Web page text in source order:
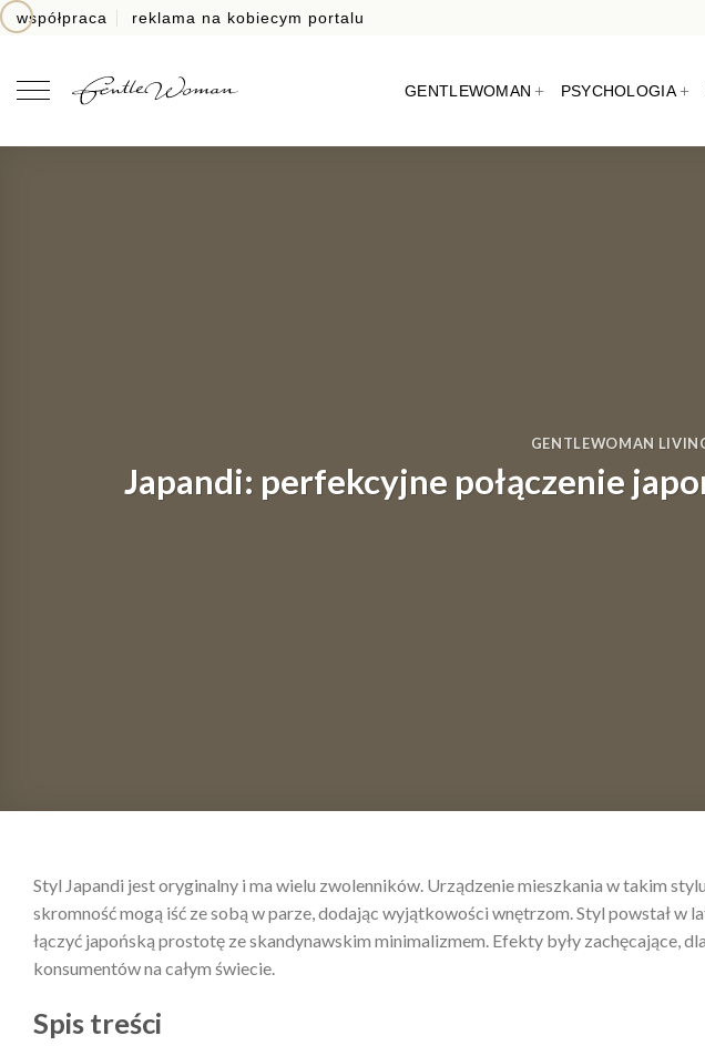
Skipwspółpraca reklama na kobiecym portalu
GENTLEWOMAN PSYCHOLOGIA
GENTLEWOMAN
Japandi: perfekcyjne połączenie
Styl Japandi jest oryginalny i ma wielu zwolenników. Urządzenie mieszkania w takim
skromność mogą iść ze sobą w parze, dodając wyjątkowości wnętrzom. Styl powstał w
łączyć japońską prostotę ze skandynawskim minimalizmem. Efekty były zachęcające,
konsumentów na całym świecie.
Spis treści